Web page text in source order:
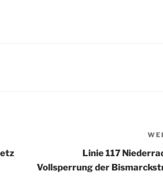
Linie 117
Vollsperrung der